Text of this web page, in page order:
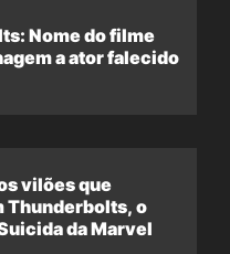
Nome do filme
a ator falecido
vilões que
Thunderbolts, o
da Marvel